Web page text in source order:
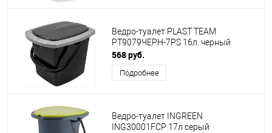
Ведро-туалет PLAST TEAM
PT9079ЧЕРН-7РS 16л. черный
568 руб.
Подробнее
Ведро-туалет INGREEN
ING30001FСР 17л серый